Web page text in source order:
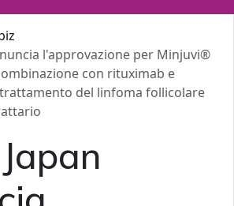
l'approvazione per Minjuvi®
con rituximab e
del linfoma follicolare